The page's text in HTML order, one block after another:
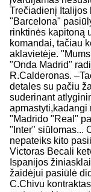
Trečiadienį Italijos
"Barcelona"
rinktinės kapitoną
komandai, tačiau
aklavietėje.
"Onda Madrid"
R.Calderonas.
detales su pačiu
suderinant
apmastyti,kadangi
"Madrido "Real"
"Inter" siūlomas...
nepateiks kito
Victoras Becali
Ispanijos
žaidėjui pasiūlė
C.Chivu